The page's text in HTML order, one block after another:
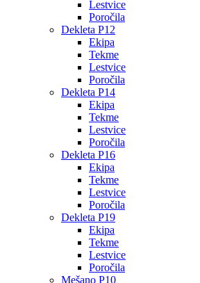
Lestvice
Poročila
Dekleta P12
Ekipa
Tekme
Lestvice
Poročila
Dekleta P14
Ekipa
Tekme
Lestvice
Poročila
Dekleta P16
Ekipa
Tekme
Lestvice
Poročila
Dekleta P19
Ekipa
Tekme
Lestvice
Poročila
Mešano P10